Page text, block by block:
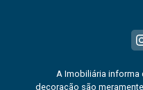
A Imobiliária informa
decoração são